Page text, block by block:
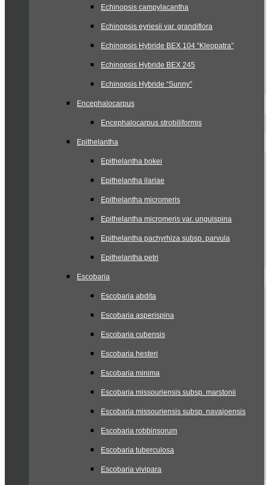
Echinopsis campylacantha
Echinopsis eyriesii var. grandiflora
Echinopsis Hybride BEX 104 “Kleopatra”
Echinopsis Hybride BEX 245
Echinopsis Hybride “Sunny”
Encephalocarpus
Encephalocarpus strobiliformis
Epithelantha
Epithelantha bokei
Epithelantha ilariae
Epithelantha micromeris
Epithelantha micromeris var. unguispina
Epithelantha pachyrhiza subsp. parvula
Epithelantha petri
Escobaria
Escobaria abdita
Escobaria asperispina
Escobaria cubensis
Escobaria hesteri
Escobaria minima
Escobaria missouriensis subsp. marstonii
Escobaria missouriensis subsp. navajoensis
Escobaria robbinsorum
Escobaria tuberculosa
Escobaria vivipara